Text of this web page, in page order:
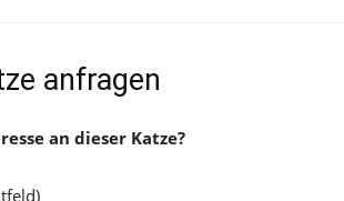
anfragen
an dieser Katze?